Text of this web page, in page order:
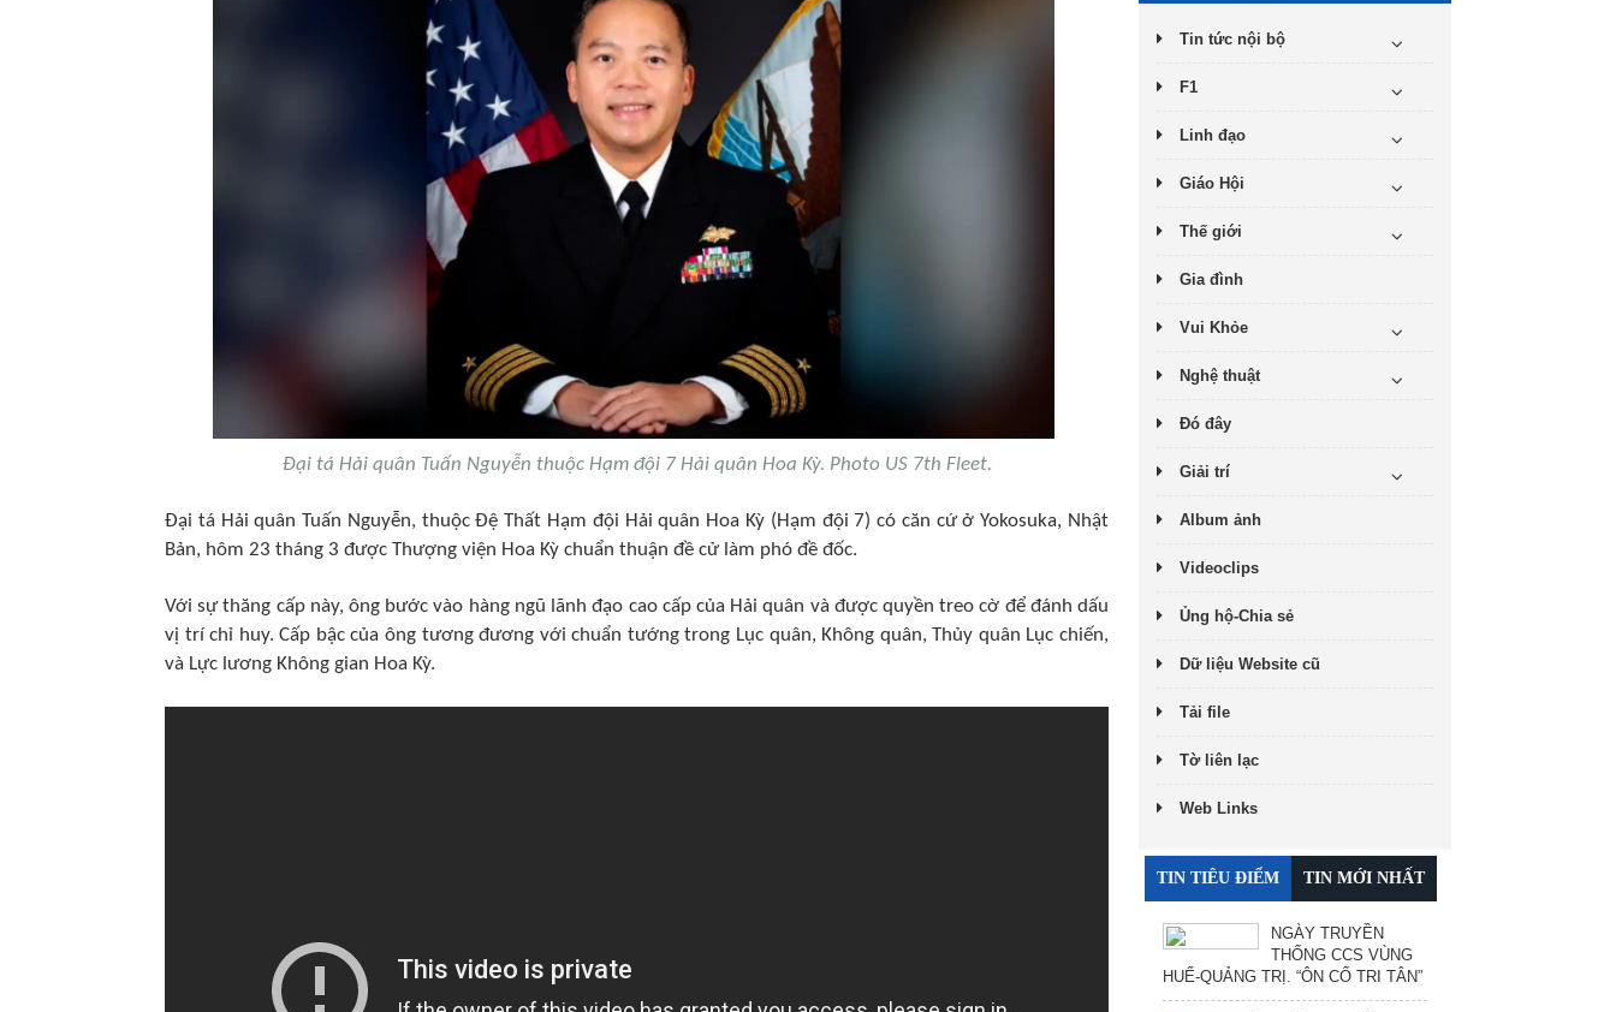
Đại tá Hải quân Tuấn Nguyễn thuộc Hạm đội 7 Hải quân Hoa Kỳ. Photo US 7th Fleet.
Đại tá Hải quân Tuấn Nguyễn, thuộc Đệ Thất Hạm đội Hải quân Hoa Kỳ (Hạm đội 7) có căn cứ ở Yokosuka, Nhật
Bản, hôm 23 tháng 3 được Thượng viện Hoa Kỳ chuẩn thuận đề cử làm phó đề đốc.
Với sự thăng cấp này, ông bước vào hàng ngũ lãnh đạo cao cấp của Hải quân và được quyền treo cờ để đánh dấu
vị trí chỉ huy. Cấp bậc của ông tương đương với chuẩn tướng trong Lục quân, Không quân, Thủy quân Lục chiến,
và Lực lương Không gian Hoa Kỳ.
Tin tức nội bộ
F1
Linh đạo
Giáo Hội
Thế giới
Gia đình
Vui Khỏe
Nghệ thuật
Đó đây
Giải trí
Album ảnh
Videoclips
Ủng hộ-Chia sẻ
Dữ liệu Website cũ
Tải file
Tờ liên lạc
Web Links
TIN TIÊU ĐIỂM TIN MỚI NHẤT
NGÀY TRUYỀN
THỐNG CCS VÙNG
HUẾ-QUẢNG TRỊ. “ÔN CỐ TRI TÂN”